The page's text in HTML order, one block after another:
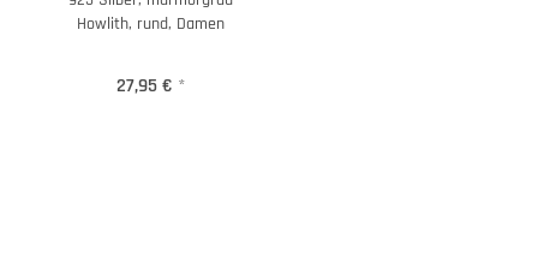
Howlith, rund, Damen
27,95 € *